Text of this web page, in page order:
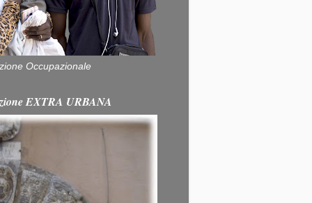
Occupazionale
EXTRA URBANA